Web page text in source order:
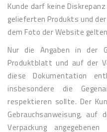
Kunde darf keine
gelieferten Produkts und
dem Foto der Website
Nur die Angaben in der
Produktblatt und auf der
diese Dokumentation
insbesondere die
respektieren sollte. Der
Gebrauchsanweisung,
Verpackung